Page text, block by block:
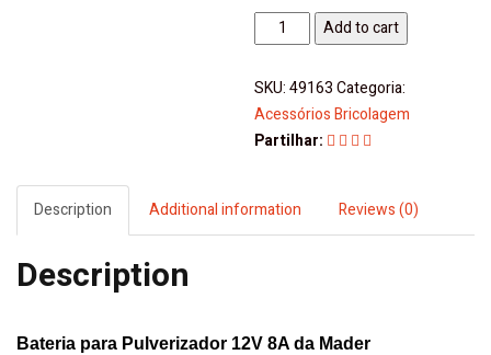
Bateria
para
Pulverizador
12V
8A
Add to cart
SKU:49163 Categoria:
Acessórios Bricolagem
Partilhar:
Description Additional information Reviews (0)
Description
Bateria para Pulverizador 12V 8A da Mader